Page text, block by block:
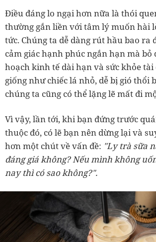
Điều đáng lo ngại hơn nữa là thói
thường gắn liền với tâm lý muốn hài
tức. Chúng ta dễ dàng rút hầu bao ra
cảm giác hạnh phúc ngắn hạn mà bỏ
hoạch kinh tế dài hạn và sức khỏe tài
giống như chiếc lá nhỏ, dễ bị gió thổi
chúng ta cũng có thể lặng lẽ mất đi
Vì vậy, lần tới, khi bạn đứng trước
thuộc đó, có lẽ bạn nên dừng lại và
hơn một chút về vấn đề: "Ly trà sữa
đáng giá không? Nếu mình không
nay thì có sao không?".